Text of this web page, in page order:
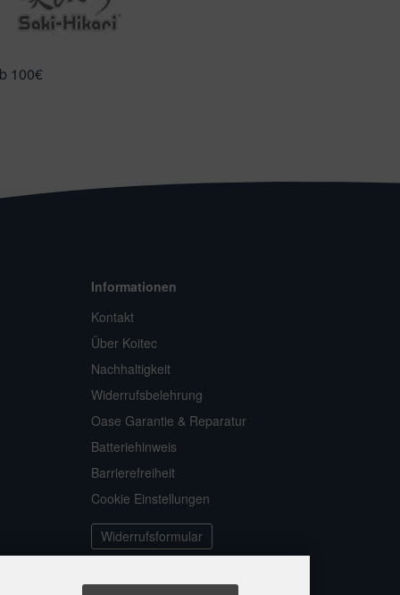
100€
Informationen
Kontakt
Über Koitec
Nachhaltigkeit
Widerrufsbelehrung
Oase Garantie & Reparatur
Batteriehinweis
Barrierefreiheit
Cookie Einstellungen
Widerrufsformular